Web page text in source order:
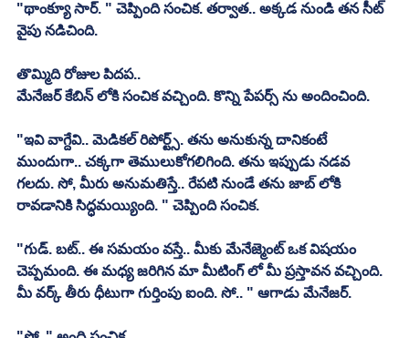
"థాంక్యూ సార్. " చెప్పింది సంచిక. తర్వాత.. అక్కడ నుండి తన సీట్
వైపు నడిచింది.
తొమ్మిది రోజుల పిదప..
మేనేజర్ కేబిన్ లోకి సంచిక వచ్చింది. కొన్ని పేపర్స్ ను అందించింది.
"ఇవి వాగ్దేవి.. మెడికల్ రిపోర్ట్స్. తను అనుకున్న దానికంటే
ముందుగా.. చక్కగా తెములుకోగలిగింది. తను ఇప్పుడు నడవ
గలదు. సో, మీరు అనుమతిస్తే.. రేపటి నుండే తను జాబ్ లోకి
రావడానికి సిద్ధమయ్యింది. " చెప్పింది సంచిక.
"గుడ్. బట్.. ఈ సమయం వస్తే.. మీకు మేనేజ్మెంట్ ఒక విషయం
చెప్పమంది. ఈ మధ్య జరిగిన మా మీటింగ్ లో మీ ప్రస్తావన వచ్చింది.
మీ వర్క్ తీరు ధీటుగా గుర్తింపు ఐంది. సో.. " ఆగాడు మేనేజర్.